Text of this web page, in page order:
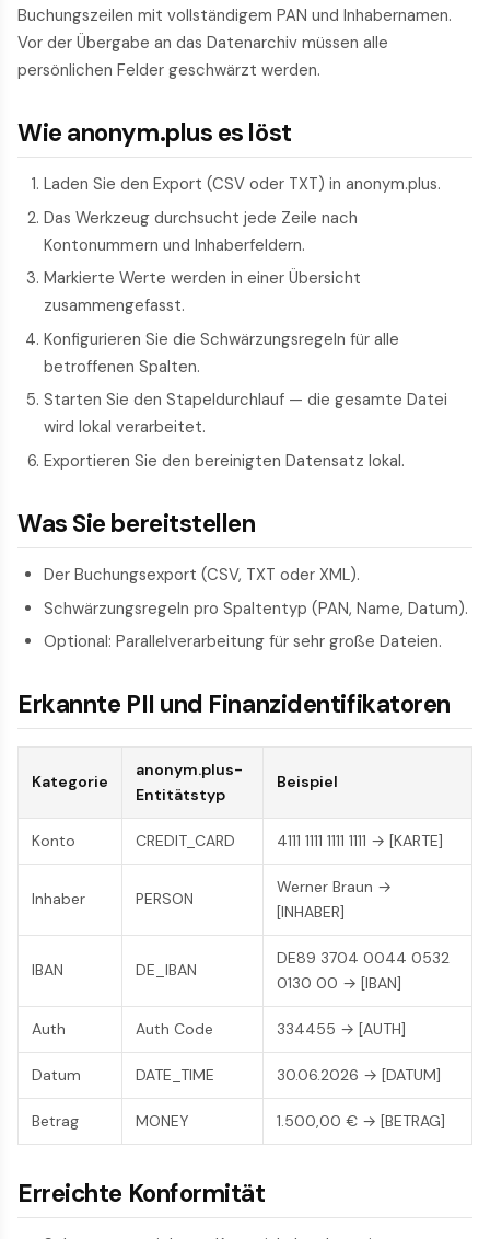
Buchungszeilen mit vollständigem PAN und Inhabernamen.
Vor der Übergabe an das Datenarchiv müssen alle
persönlichen Felder geschwärzt werden.
Wie anonym.plus es löst
Laden Sie den Export (CSV oder TXT) in anonym.plus.
Das Werkzeug durchsucht jede Zeile nach
Kontonummern und Inhaberfeldern.
Markierte Werte werden in einer Übersicht
zusammengefasst.
Konfigurieren Sie die Schwärzungsregeln für alle
betroffenen Spalten.
Starten Sie den Stapeldurchlauf — die gesamte Datei
wird lokal verarbeitet.
Exportieren Sie den bereinigten Datensatz lokal.
Was Sie bereitstellen
Der Buchungsexport (CSV, TXT oder XML).
Schwärzungsregeln pro Spaltentyp (PAN, Name, Datum).
Optional: Parallelverarbeitung für sehr große Dateien.
Erkannte PII und Finanzidentifikatoren
Kategorie
anonym.plus-
Entitätstyp
Beispiel
Konto CREDIT_CARD 4111 1111 1111 1111 → [KARTE]
Inhaber PERSON
Werner Braun →
[INHABER]
IBAN DE_IBAN
DE89 3704 0044 0532
0130 00 → [IBAN]
Auth Auth Code 334455 → [AUTH]
Datum DATE_TIME 30.06.2026 → [DATUM]
Betrag MONEY 1.500,00 € → [BETRAG]
Erreichte Konformität